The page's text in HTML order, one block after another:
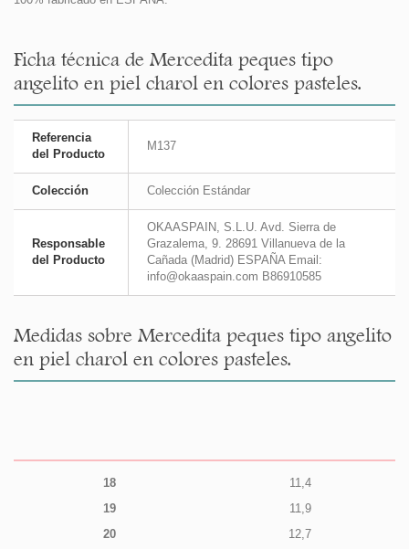
Ficha técnica de Mercedita peques tipo
angelito en piel charol en colores pasteles.
Referencia
del Producto
M137
Colección Colección Estándar
Responsable
del Producto
OKAASPAIN, S.L.U. Avd. Sierra de
Grazalema, 9. 28691 Villanueva de la
Cañada (Madrid) ESPAÑA Email:
info@okaaspain.com B86910585
Medidas sobre Mercedita peques tipo angelito
en piel charol en colores pasteles.
18
11,4
19
11,9
20
12,7